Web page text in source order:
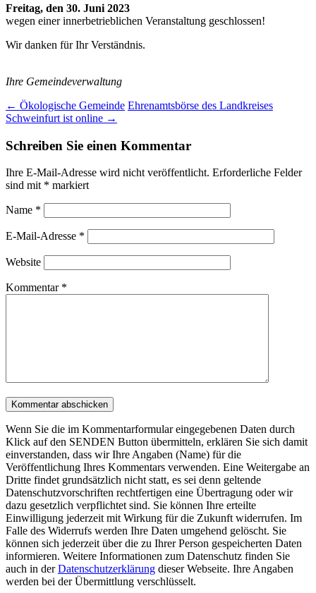
Freitag, den 30. Juni 2023
wegen einer innerbetrieblichen Veranstaltung geschlossen!
Wir danken für Ihr Verständnis.
Ihre Gemeindeverwaltung
Post
navigation
← Ökologische Gemeinde Ehrenamtsbörse des Landkreises
Schweinfurt ist online →
Schreiben Sie einen Kommentar
Ihre E-Mail-Adresse wird nicht veröffentlicht. Erforderliche Felder
sind mit * markiert
Name *
E-Mail-Adresse *
Website
Kommentar *
Wenn Sie die im Kommentarformular eingegebenen Daten durch
Klick auf den SENDEN Button übermitteln, erklären Sie sich damit
einverstanden, dass wir Ihre Angaben (Name) für die
Veröffentlichung Ihres Kommentars verwenden. Eine Weitergabe an
Dritte findet grundsätzlich nicht statt, es sei denn geltende
Datenschutzvorschriften rechtfertigen eine Übertragung oder wir
dazu gesetzlich verpflichtet sind. Sie können Ihre erteilte
Einwilligung jederzeit mit Wirkung für die Zukunft widerrufen. Im
Falle des Widerrufs werden Ihre Daten umgehend gelöscht. Sie
können sich jederzeit über die zu Ihrer Person gespeicherten Daten
informieren. Weitere Informationen zum Datenschutz finden Sie
auch in derDatenschutzerklärung dieser Webseite. Ihre Angaben
werden bei der Übermittlung verschlüsselt.